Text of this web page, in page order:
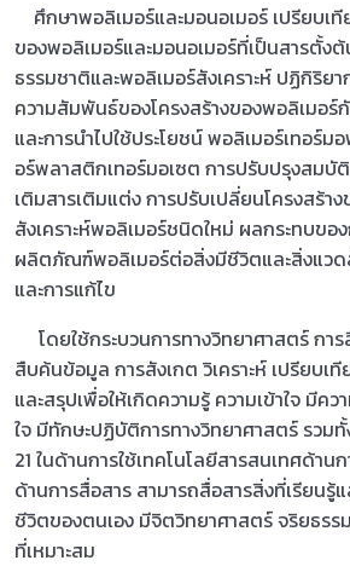
ศึกษาพอลิเมอร์และมอนอเมอร์ เปรียบเ
ของพอลิเมอร์และมอนอเมอร์ที่เป็นสารตั้ง
ธรรมชาติและพอลิเมอร์สังเคราะห์ ปฏิกิริย
ความสัมพันธ์ของโครงสร้างของพอลิเมอ
และการนำไปใช้ประโยชน์ พอลิเมอร์เทอร์
อร์พลาสติกเทอร์มอเซต การปรับปรุงสมบั
เติมสารเติมแต่ง การปรับเปลี่ยนโครงสร้า
สังเคราะห์พอลิเมอร์ชนิดใหม่ ผลกระทบขอ
ผลิตภัณฑ์พอลิเมอร์ต่อสิ่งมีชีวิตและสิ่งแวด
และการแก้ไข
โดยใช้กระบวนการทางวิทยาศาสตร์ การ
สืบค้นข้อมูล การสังเกต วิเคราะห์ เปรียบเ
และสรุปเพื่อให้เกิดความรู้ ความเข้าใจ มีค
ใจ มีทักษะปฏิบัติการทางวิทยาศาสตร์ รวม
21 ในด้านการใช้เทคโนโลยีสารสนเทศด้า
ด้านการสื่อสาร สามารถสื่อสารสิ่งที่เรียนรู้แ
ชีวิตของตนเอง มีจิตวิทยาศาสตร์ จริยธร
ที่เหมาะสม